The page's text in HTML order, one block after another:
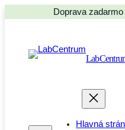
Doprava
Hlavná